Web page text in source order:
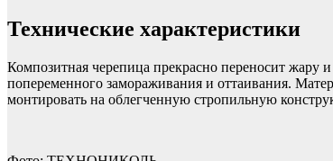
Технические характеристики
Композитная черепица прекрасно переносит жару
попеременного замораживания и оттаивания.
монтировать на облегченную стропильную